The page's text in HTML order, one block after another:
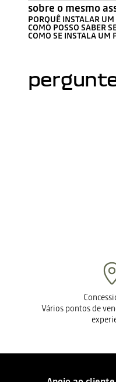
sobre o mesmo
PORQUÊ INSTALAR
COMO POSSO SABER
COMO SE INSTALA UM
Vários pontos de